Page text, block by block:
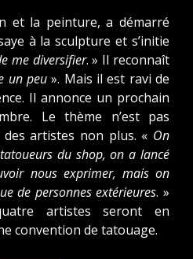
et la peinture, a démarré
à la sculpture et s’initie
me diversifier. » Il reconnaît
un peu ». Mais il est ravi de
Il annonce un prochain
Le thème n’est pas
artistes non plus. « On
du shop, on a lancé
nous exprimer, mais on
de personnes extérieures. »
artistes seront en
convention de tatouage.